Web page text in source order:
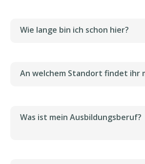
Wie lange bin ich schon hier?
An welchem Standort findet ihr
Was ist mein Ausbildungsberuf?